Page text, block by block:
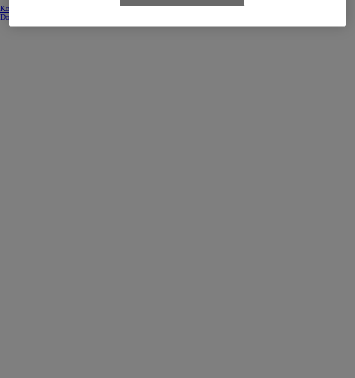
Koncentracja na człowieku i przyjemność z jazdy
Dowiedz się więcej